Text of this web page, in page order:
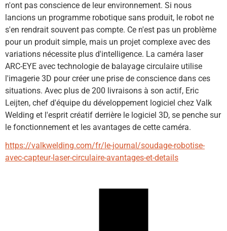
n'ont pas conscience de leur environnement. Si nous
lancions un programme robotique sans produit, le robot ne
s'en rendrait souvent pas compte. Ce n'est pas un problème
pour un produit simple, mais un projet complexe avec des
variations nécessite plus d'intelligence. La caméra laser
ARC-EYE avec technologie de balayage circulaire utilise
l'imagerie 3D pour créer une prise de conscience dans ces
situations. Avec plus de 200 livraisons à son actif, Eric
Leijten, chef d'équipe du développement logiciel chez Valk
Welding et l'esprit créatif derrière le logiciel 3D, se penche sur
le fonctionnement et les avantages de cette caméra.
https://valkwelding.com/fr/le-journal/soudage-robotise-
avec-capteur-laser-circulaire-avantages-et-details